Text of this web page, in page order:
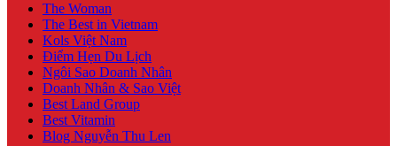
The Woman
The Best in Vietnam
Kols Việt Nam
Điểm Hẹn Du Lịch
Ngôi Sao Doanh Nhân
Doanh Nhân & Sao Việt
Best Land Group
Best Vitamin
Blog Nguyễn Thu Len